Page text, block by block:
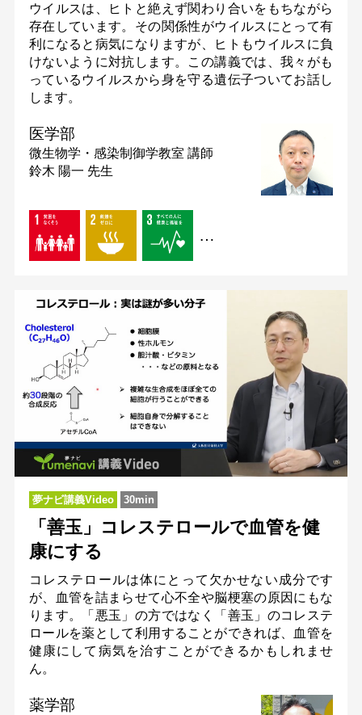
ウイルスは、ヒトと絶えず関わり合いをもちながら
存在しています。その関係性がウイルスにとって有
利になると病気になりますが、ヒトもウイルスに負
けないように対抗します。この講義では、我々がも
っているウイルスから身を守る遺伝子ついてお話し
します。
医学部
微生物学・感染制御学教室 講師
鈴木 陽一 先生
…
夢ナビ講義Video 30min
「善玉」コレステロールで血管を健
康にする
コレステロールは体にとって欠かせない成分です
が、血管を詰まらせて心不全や脳梗塞の原因にもな
ります。「悪玉」の方ではなく「善玉」のコレステ
ロールを薬として利用することができれば、血管を
健康にして病気を治すことができるかもしれませ
ん。
薬学部